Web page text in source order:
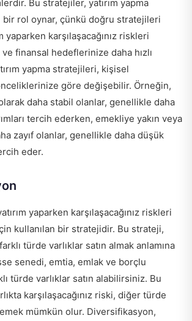
Bu stratejiler, yatırım yapma
rol oynar, çünkü doğru stratejileri
yaparken karşılaşacağınız riskleri
finansal hedeflerinize daha hızlı
yapma stratejileri, kişisel
göre değişebilir. Örneğin,
daha stabil olanlar, genellikle daha
tercih ederken, emekliye yakın veya
zayıf olanlar, genellikle daha düşük
eder.
yaparken karşılaşacağınız riskleri
kullanılan bir stratejidir. Bu strateji,
türde varlıklar satın almak anlamına
senedi, emtia, emlak ve borçlu
türde varlıklar satın alabilirsiniz. Bu
karşılaşacağınız riski, diğer türde
mümkün olur. Diversifikasyon,